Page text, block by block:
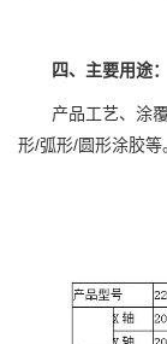
四、主要用途：
产品工艺、涂
形/弧形/圆形涂胶等